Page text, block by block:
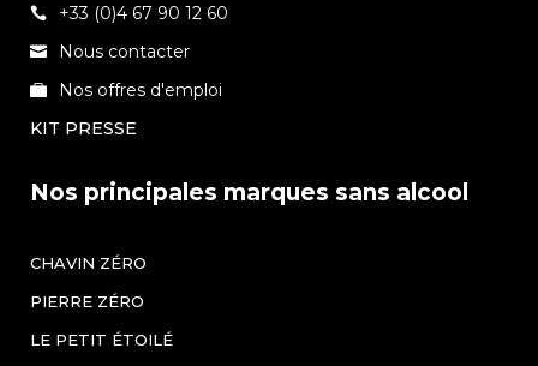
+33 (0)4 67 90 12 60
Nous contacter
Nos offres d'emploi
KIT PRESSE
Nos principales marques sans alcool
CHAVIN ZÉRO
PIERRE ZÉRO
LE PETIT ÉTOILÉ